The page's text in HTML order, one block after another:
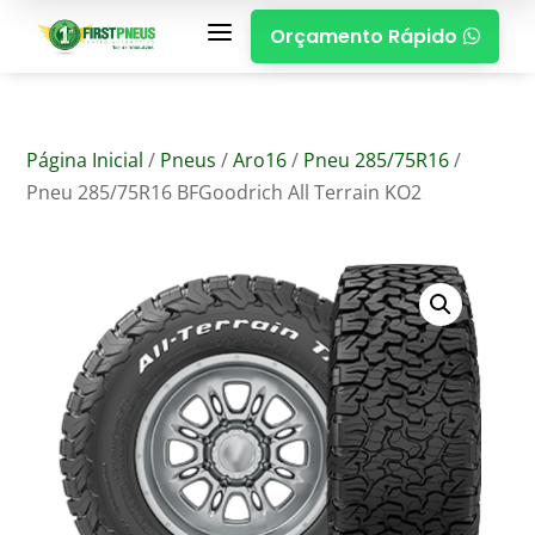
a Orçamento Rápido 
Página Inicial / Pneus /Aro16/ Pneu 285/75R16/
Pneu 285/75R16 BFGoodrich All Terrain KO2